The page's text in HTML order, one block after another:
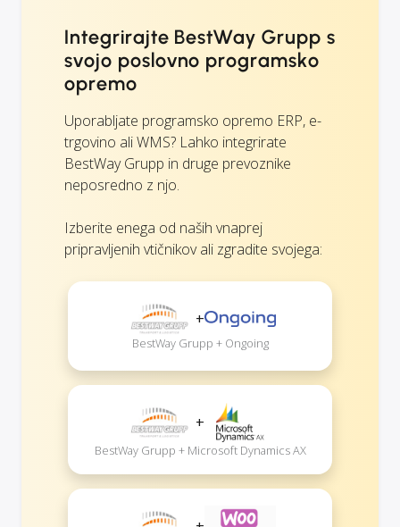
Integrirajte BestWay Grupp s
svojo poslovno programsko
opremo
Uporabljate programsko opremo ERP, e-
trgovino ali WMS? Lahko integrirate
BestWay Grupp in druge prevoznike
neposredno z njo.
Izberite enega od naših vnaprej
pripravljenih vtičnikov ali zgradite svojega:
+
BestWay Grupp + Ongoing
+
BestWay Grupp + Microsoft Dynamics AX